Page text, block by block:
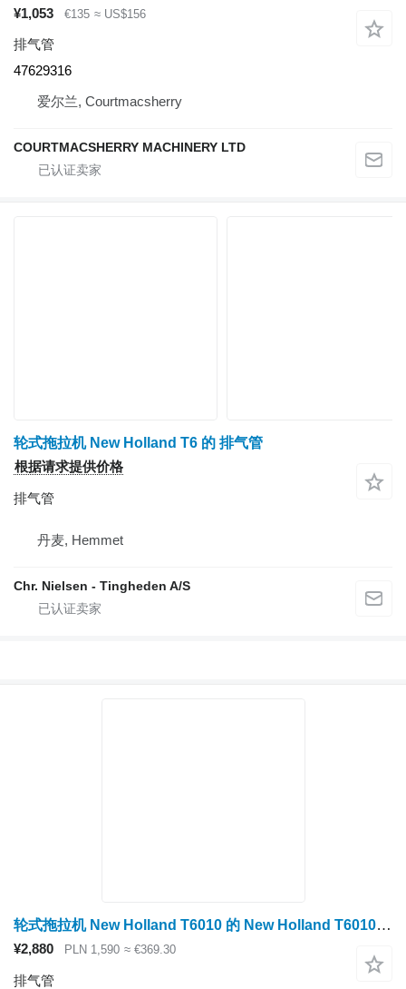
¥1,053 €135 ≈ US$156
排气管
47629316
爱尔兰, Courtmacsherry
COURTMACSHERRY MACHINERY LTD
轮式拖拉机 New Holland T6 的 排气管
根据请求提供价格
排气管
丹麦, Hemmet
Chr. Nielsen - Tingheden A/S
轮式拖拉机 New Holland T6010 的 New Holland T6010 排气管 84138202
¥2,880 PLN 1,590 ≈ €369.30
排气管